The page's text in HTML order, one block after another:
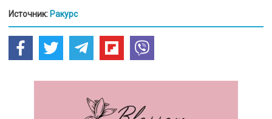
Источник: Ракурс